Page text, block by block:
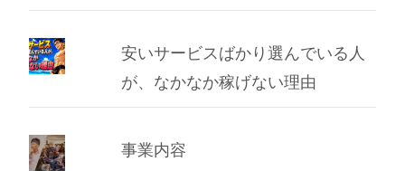
安いサービスばかり選んでいる人
が、なかなか稼げない理由
事業内容